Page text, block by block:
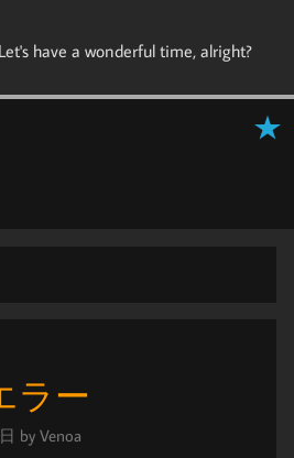
have a wonderful time, alright?
ラー
by Venoa